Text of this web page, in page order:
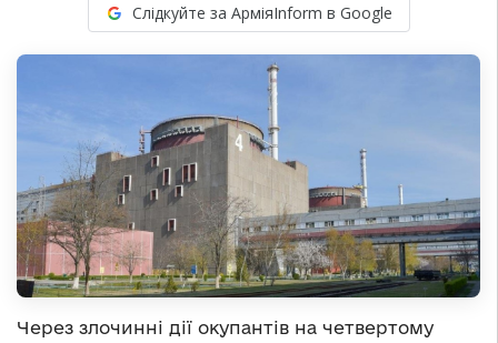
Слідкуйте за АрміяInform в Google
Через злочинні дії окупантів на четвертому